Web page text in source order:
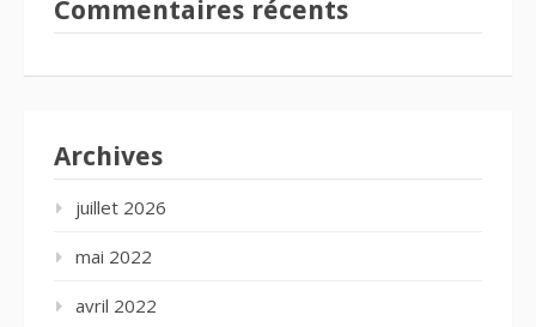
Commentaires récents
Archives
juillet 2026
mai 2022
avril 2022